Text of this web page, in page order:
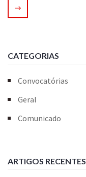
CATEGORIAS
Convocatórias
Geral
Comunicado
ARTIGOS RECENTES